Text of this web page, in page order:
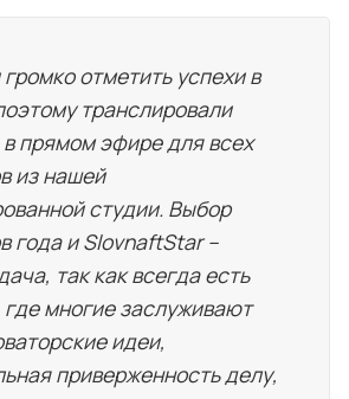
отметить успехи в
транслировали
прямом эфире для всех
из нашей
студии. Выбор
года и SlovnaftStar –
так как всегда есть
многие заслуживают
идеи,
приверженность делу,